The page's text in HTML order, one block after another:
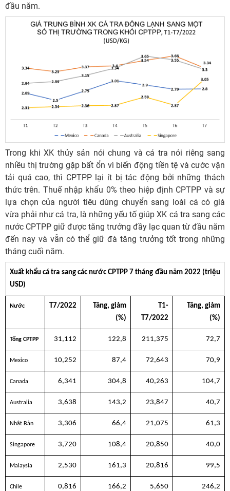
đầu năm.
Trong khi XK thủy sản nói chung và cá tra nói riêng sang
nhiều thị trường gặp bất ổn vì biến động tiền tệ và cước vận
tải quá cao, thì CPTPP lại ít bị tác động bởi những thách
thức trên. Thuế nhập khẩu 0% theo hiệp định CPTPP và sự
lựa chọn của người tiêu dùng chuyển sang loài cá có giá
vừa phải như cá tra, là những yếu tố giúp XK cá tra sang các
nước CPTPP giữ được tăng trưởng đầy lạc quan từ đầu năm
đến nay và vẫn có thể giữ đà tăng trưởng tốt trong những
tháng cuối năm.
Xuất khẩu cá tra sang các nước CPTPP 7 tháng đầu năm 2022 (triệu
USD)
Nước T7/2022
Tăng, giảm
(%)
T1-
T7/2022
Tăng, giảm
(%)
Tổng CPTPP 31,112 122,8 211,375 72,7
Mexico 10,252 87,4 72,643 70,9
Canada 6,341 304,8 40,263 104,7
Australia 3,638 143,2 23,847 40,7
Nhật Bản 3,306 66,4 21,075 61,3
Singapore 3,720 108,4 20,850 40,0
Malaysia 2,530 161,3 20,816 99,5
Chile 0,816 166,2 5,650 246,2